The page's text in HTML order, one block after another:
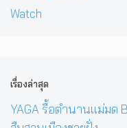
Watch
เรื่องล่าสุด
YAGA รื้อตำนานแม่มด